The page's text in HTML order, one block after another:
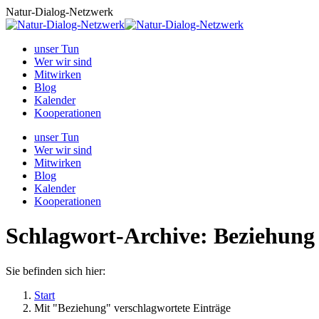
Zum
Inhalt
Natur-Dialog-Netzwerk
unser Tun
Wer wir sind
Mitwirken
Blog
Kalender
Kooperationen
unser Tun
Wer wir sind
Mitwirken
Blog
Kalender
Kooperationen
Schlagwort-Archive: Beziehung
Sie befinden sich hier:
Start
Mit "Beziehung" verschlagwortete Einträge